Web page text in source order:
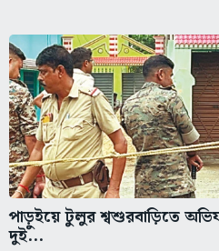
পাড়ুইয়ে টুলুর শ্বশুরবাড়িতে
দুই...